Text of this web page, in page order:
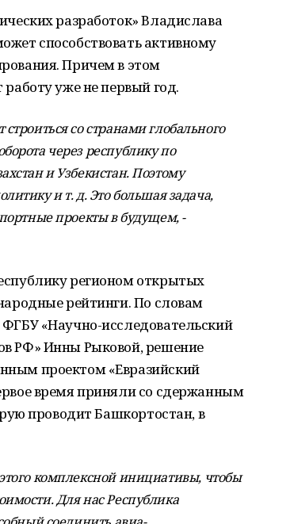
разработок» Владислава
способствовать активному
Причем в этом
уже не первый год.
со странами глобального
через республику по
и Узбекистан. Поэтому
и т. д. Это большая задача,
проекты в будущем, -
регионом открытых
рейтинги. По словам
«Научно-исследовательский
РФ» Инны Рыковой, решение
проектом «Евразийский
время приняли со сдержанным
проводит Башкортостан, в
комплексной инициативы, чтобы
Для нас Республика